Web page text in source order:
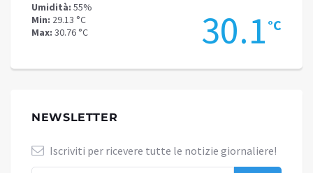
Umidità: 55%
Min: 29.13 °C
Max: 30.76 °C 30.1 °C
NEWSLETTER
Iscriviti per ricevere tutte le notizie giornaliere!